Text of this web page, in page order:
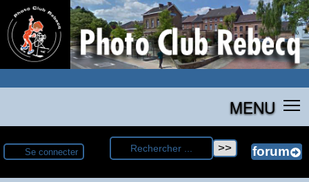
MENU
Se connecter